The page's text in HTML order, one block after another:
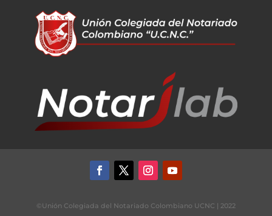
©Unión Colegiada del Notariado Colombiano UCNC | 2022